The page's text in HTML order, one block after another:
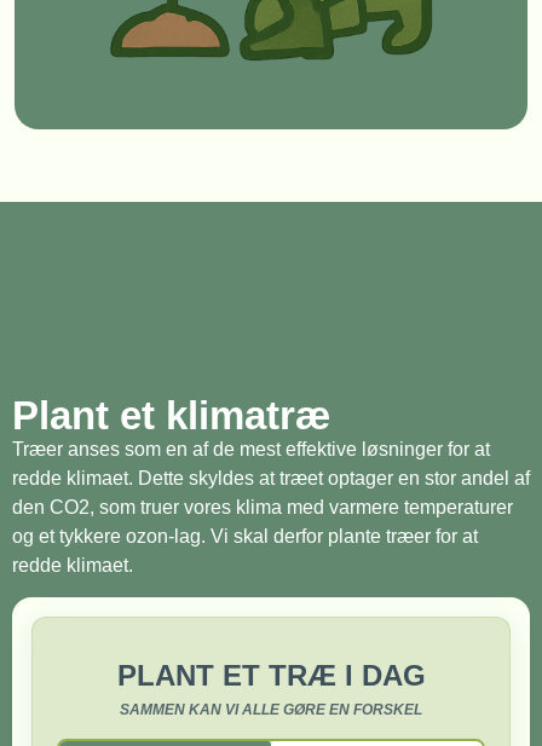
Plant et klimatræ
Træer anses som en af de mest effektive løsninger for at
redde klimaet. Dette skyldes at træet optager en stor andel af
den CO2, som truer vores klima med varmere temperaturer
og et tykkere ozon-lag. Vi skal derfor plante træer for at
redde klimaet.
PLANT ET TRÆ I DAG
SAMMEN KAN VI ALLE GØRE EN FORSKEL